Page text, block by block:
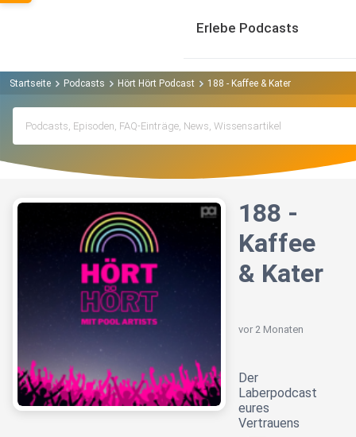
Erlebe Podcasts
Startseite Podcasts Hört Hört Podcast 188 - Kaffee & Kater
188 -
Kaffee
& Kater
vor 2 Monaten
Der
Laberpodcast
eures
Vertrauens